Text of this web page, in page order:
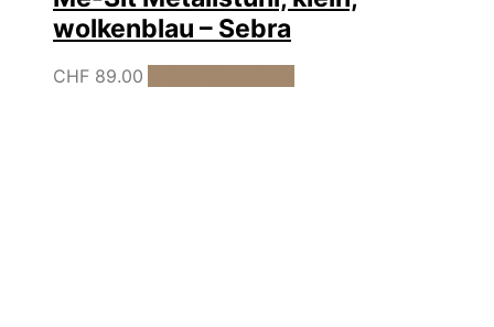
wolkenblau – Sebra
CHF 89.00